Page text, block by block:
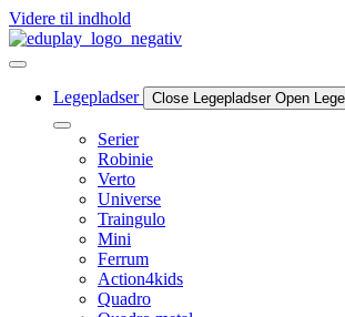
Videre til indhold
Legepladser Close Legepladser Open
Serier
Robinie
Verto
Universe
Traingulo
Mini
Ferrum
Action4kids
Quadro